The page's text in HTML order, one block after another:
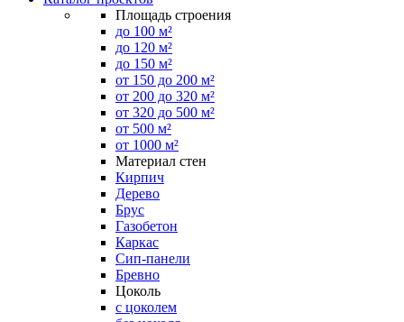
Площадь строения
до 100 м²
до 120 м²
до 150 м²
от 150 до 200 м²
от 200 до 320 м²
от 320 до 500 м²
от 500 м²
от 1000 м²
Материал стен
Кирпич
Дерево
Брус
Газобетон
Каркас
Сип-панели
Бревно
Цоколь
с цоколем